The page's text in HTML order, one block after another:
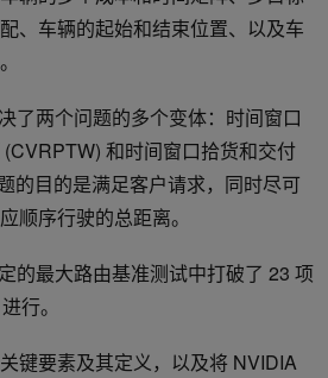
、车辆的起始和结束位置、以及车
了两个问题的多个变体：时间窗口
和时间窗口拾货和交付
的目的是满足客户请求，同时尽可
顺序行驶的总距离。
的最大路由基准测试中打破了 23 项
进行。
键要素及其定义，以及将 NVIDIA